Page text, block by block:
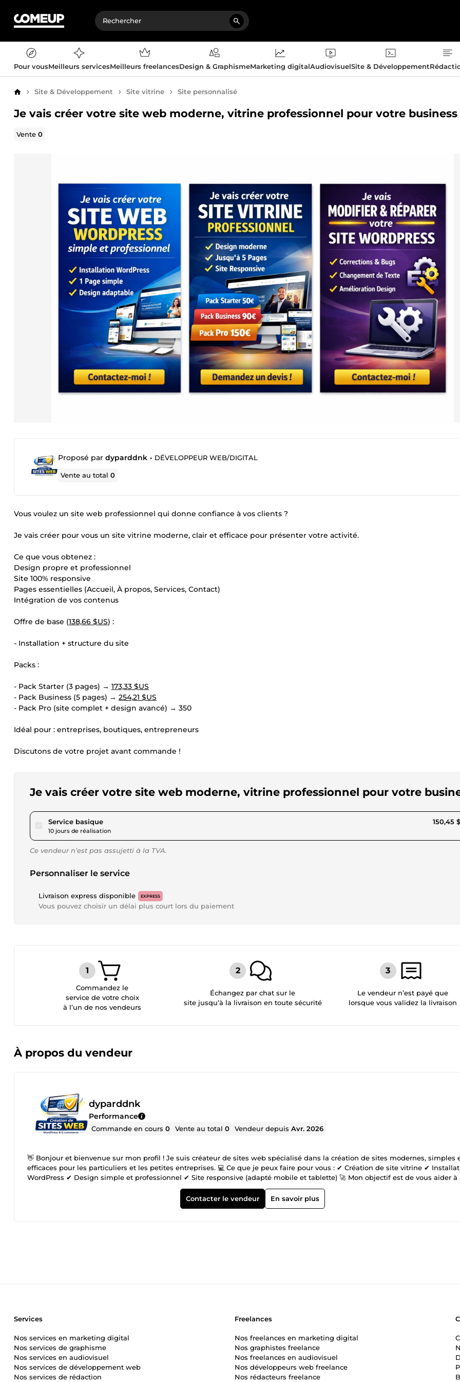
Pour vousMeilleurs servicesMeilleurs freelancesDesign & GraphismeMarketing digitalAudiovisuelSite & Développement
AccueilSite & Développement Site vitrine Site personnalisé
Je vais créer votre site web moderne, vitrine professionnel pour votre business
Vente0
Proposé par dyparddnk • DÉVELOPPEUR WEB/DIGITAL
Vente au total0
Vous voulez un site web professionnel qui donne confiance à vos clients ?
Je vais créer pour vous un site vitrine moderne, clair et efficace pour présenter votre activité.
Ce que vous obtenez :
Design propre et professionnel
Site 100% responsive
Pages essentielles (Accueil, À propos, Services, Contact)
Intégration de vos contenus
Offre de base (138,66 $US) :
- Installation + structure du site
Packs :
- Pack Starter (3 pages) → 173,33 $US
- Pack Business (5 pages) → 254,21 $US
- Pack Pro (site complet + design avancé) → 350
Idéal pour : entreprises, boutiques, entrepreneurs
Discutons de votre projet avant commande !
Je vais créer votre site web moderne, vitrine professionnel pour votre
Service basiquepour 138,66 $US
10 jours de réalisation
150,45
Ce vendeur n’est pas assujetti à la TVA.
Personnaliser le service
Livraison express disponible EXPRESS
Vous pouvez choisir un délai plus court lors du paiement
Commandez le
service de votre choix
à l’un de nos vendeurs
Échangez par chat sur le
site jusqu’à la livraison en toute sécurité
Le vendeur n’est payé que
lorsque vous validez la livraison
À propos du vendeur
dyparddnk
Performance
Commande en cours0 Vente au total0 Vendeur depuisAvr. 2026
👋 Bonjour et bienvenue sur mon profil ! Je suis créateur de sites web spécialisé dans la création de sites modernes, simples
efficaces pour les particuliers et les petites entreprises. 💻 Ce que je peux faire pour vous : ✔ Création de site vitrine ✔
WordPress ✔ Design simple et professionnel ✔ Site responsive (adapté mobile et tablette) 🚀 Mon objectif est de vous aider à
une présence en ligne propre et professionnelle à petit budget. 🎯 Pourquoi me choisir ? ✔ Sérieux et motivé ✔ Très attentif à
besoins ✔ Communication rapide ✔ Prix accessibles 📩 N'hésitez pas à me contacter avant toute commande, je serai ravi de
Contacter le vendeur En savoir plus
Services
Nos services en marketing digital
Nos services de graphisme
Nos services en audiovisuel
Nos services de développement web
Nos services de rédaction
Freelances
Nos freelances en marketing digital
Nos graphistes freelance
Nos freelances en audiovisuel
Nos développeurs web freelance
Nos rédacteurs freelance